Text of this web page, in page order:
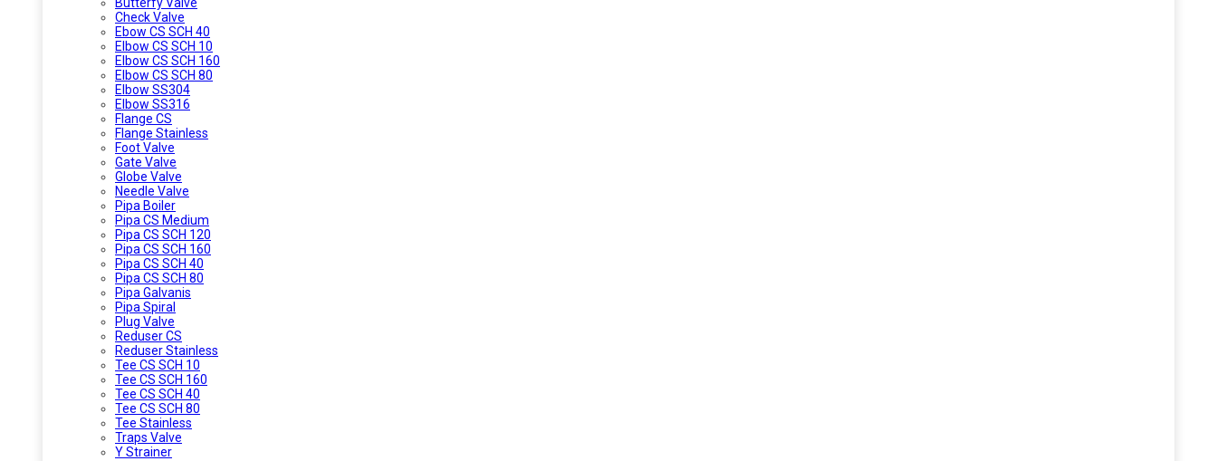
Check Valve
Ebow CS SCH 40
Elbow CS SCH 10
Elbow CS SCH 160
Elbow CS SCH 80
Elbow SS304
Elbow SS316
Flange CS
Flange Stainless
Foot Valve
Gate Valve
Globe Valve
Needle Valve
Pipa Boiler
Pipa CS Medium
Pipa CS SCH 120
Pipa CS SCH 160
Pipa CS SCH 40
Pipa CS SCH 80
Pipa Galvanis
Pipa Spiral
Plug Valve
Reduser CS
Reduser Stainless
Tee CS SCH 10
Tee CS SCH 160
Tee CS SCH 40
Tee CS SCH 80
Tee Stainless
Traps Valve
Y Strainer